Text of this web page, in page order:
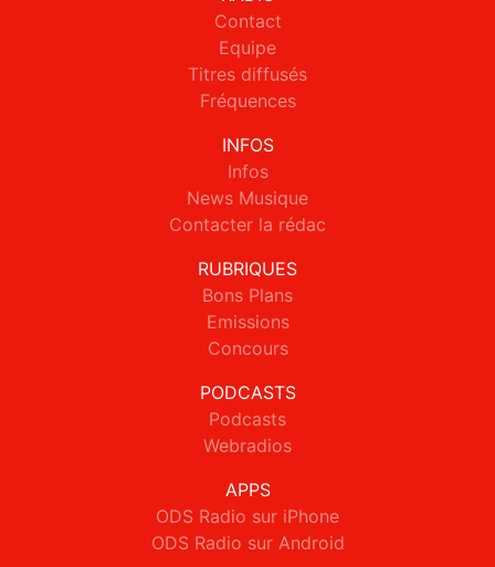
Contact
Equipe
Titres diffusés
Fréquences
INFOS
Infos
News Musique
Contacter la rédac
RUBRIQUES
Bons Plans
Emissions
Concours
PODCASTS
Podcasts
Webradios
APPS
ODS Radio sur iPhone
ODS Radio sur Android